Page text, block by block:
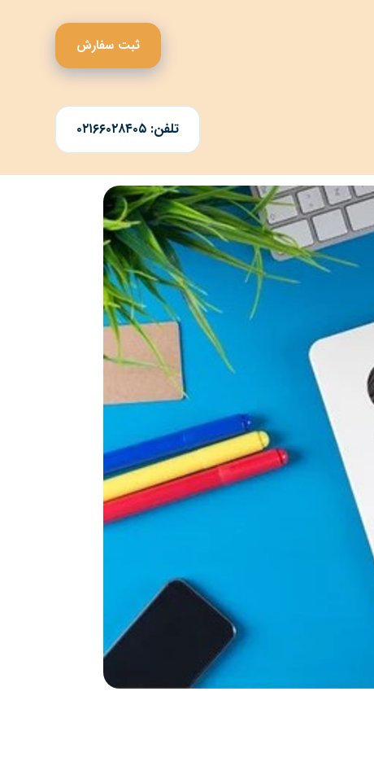
ثبت سفارش
تلفن: ۰۲۱۶۶۰۲۸۴۰۵